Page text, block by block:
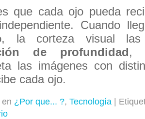
que cada ojo pueda
Cuando
la corteza visual
de profundidad,
las imágenes con
cada ojo.
¿Por que... ?, Tecnología